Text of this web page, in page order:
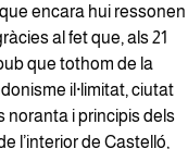
encara hui ressonen
al fet que, als 21
que tothom de la
il·limitat, ciutat
noranta i principis dels
l’interior de Castelló,